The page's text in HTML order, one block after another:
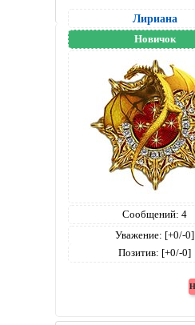
Лириана
Новичок
Сообщений: 4
Уважение: [+0/-0]
Позитив: [+0/-0]